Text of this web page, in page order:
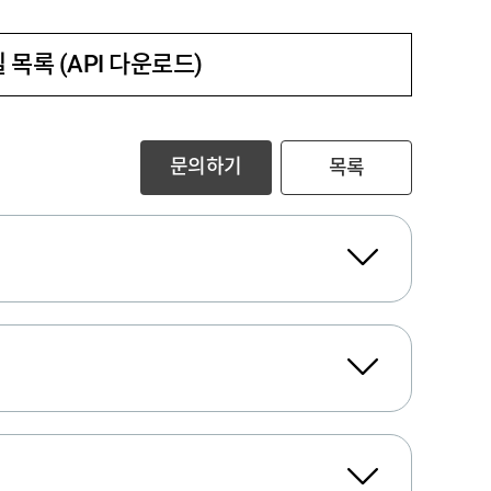
목록 (API 다운로드)
문의하기 목록